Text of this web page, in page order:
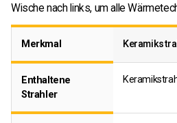
Wische nach links, um alle
Merkmal
Enthaltene
Strahler